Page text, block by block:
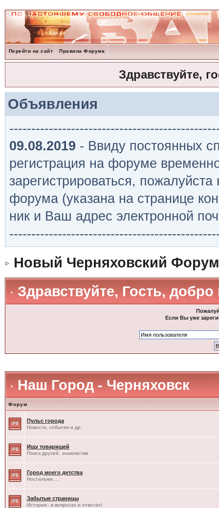
Перейти на сайт Правила Форума
Здравствуйте,
Объявления
09.08.2019 - Ввиду постоянных
регистрация на форуме
зарегистрироваться,
форума (указана на странице
ник и Ваш адрес электронной
Новый Черняховский Форум
Здравствуйте, Гость,
Если Вы уже
Наш Город - Черняховск
Форум
Пульс города
Новости, события и др.
Ищу товарищей
Поиск друзей, знакомства
Город моего детства
Ностальжи....
Забытые страницы
История - в вопросах и ответах!